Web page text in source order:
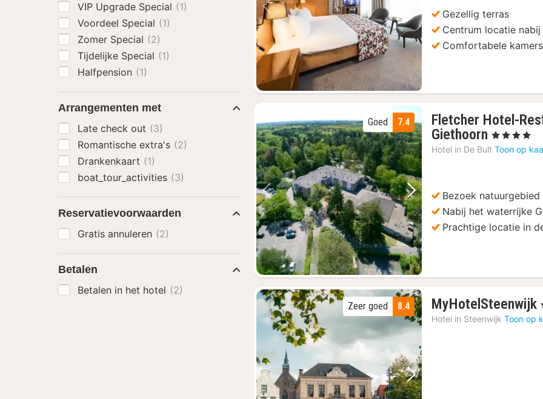
Vorige foto Volgende foto
Gezellig terras
Centrum locatie
Comfortabele kamers
Vorige foto Volgende foto
7.4
Goed
Fletcher Hotel-
Giethoorn 1
nacht
€
, 4 Sterren
Hotel in De Bult Toon op
Bezoek
Nabij het waterrijke
Prachtige locatie in
Vorige foto Volgende foto
8.4
Zeer goed MyHotelSteenwijk
Hotel in Steenwijk Toon op
VIP Upgrade Special (1)
Voordeel Special (1)
Zomer Special (2)
Tijdelijke Special (1)
Halfpension (1)
Arrangementen met
Late check out (3)
Romantische extra's (2)
Drankenkaart (1)
boat_tour_activities (3)
Reservatievoorwaarden
Gratis annuleren (2)
Betalen
Betalen in het hotel (2)